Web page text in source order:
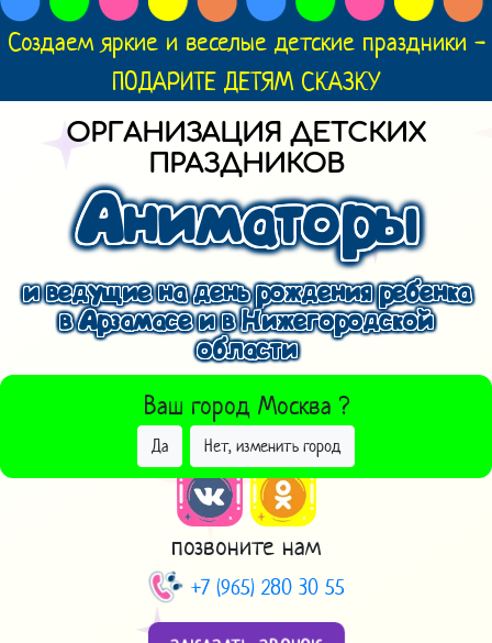
Создаем яркие и веселые детские праздники -
ПОДАРИТЕ ДЕТЯМ СКАЗКУ
ОРГАНИЗАЦИЯ ДЕТСКИХ
ПРАЗДНИКОВ
Аниматоры
и ведущие на день рождения ребенка
в Арзамасе и в Нижегородской
области
Ваш город Москва ?
Да Нет, изменить город
ВЫБРАТЬ ДРУГОЙ ГОРОД
позвоните нам
+7 (965) 280 30 55
ЗАКАЗАТЬ ЗВОНОК